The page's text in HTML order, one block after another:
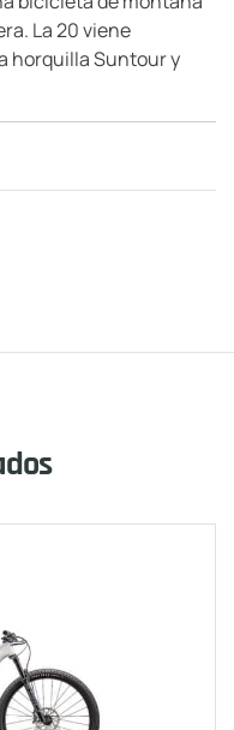
La 20 viene
horquilla Suntour y